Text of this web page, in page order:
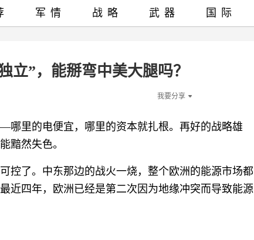
立”，能掰弯中美大腿吗？
我要分享
里的电便宜，哪里的资本就扎根。再好的战略雄
黯然失色。
控了。中东那边的战火一烧，整个欧洲的能源市场都
近四年，欧洲已经是第二次因为地缘冲突而导致能源
军情 战略 武器 国际